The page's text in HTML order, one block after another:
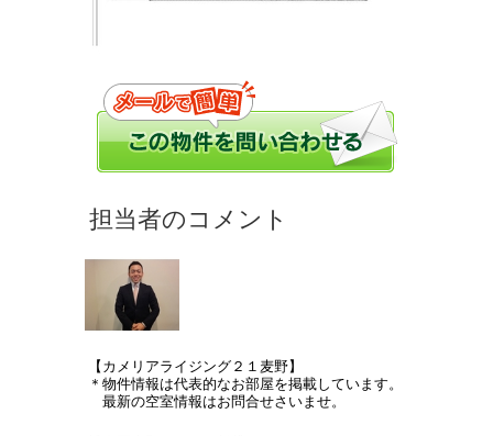
【カメリアライジング２１麦野】
＊物件情報は代表的なお部屋を掲載しています。
最新の空室情報はお問合せさいませ。